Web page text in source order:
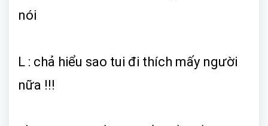
nói
L : chả hiểu sao tui đi thích mấy người
nữa !!!